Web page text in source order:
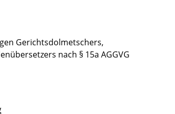
Gerichtsdolmetschers,
nach § 15a AGGVG